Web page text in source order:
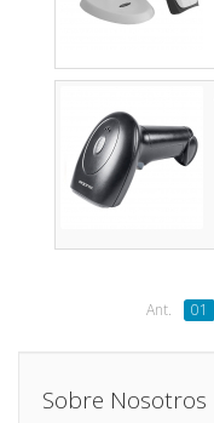
Ant. 01
Sobre Nosotros